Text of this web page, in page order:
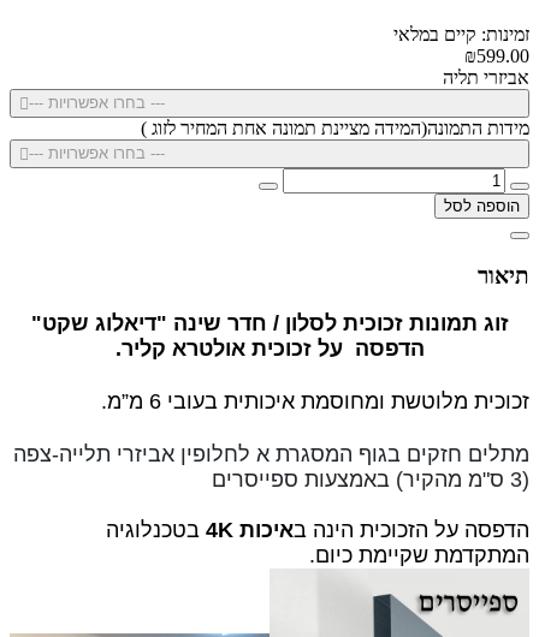
זמינות: קיים במלאי
₪599.00
אביזרי תליה
--- בחרו אפשרויות ---
מידות התמונה(המידה מציינת תמונה אחת המחיר לזוג )
--- בחרו אפשרויות ---
הוספה לסל
תיאור
זוג תמונות זכוכית לסלון / חדר שינה "דיאלוג שקט"
הדפסה על זכוכית אולטרא קליר.
זכוכית מלוטשת ומחוסמת איכותית בעובי 6 מ”מ.
מתלים חזקים בגוף המסגרת א לחלופין אביזרי תלייה-צפה
(3 ס"מ מהקיר) באמצעות ספייסרים
הדפסה על הזכוכית הינה באיכות 4K
בטכנלוגיה
המתקדמת שקיימת כיום.